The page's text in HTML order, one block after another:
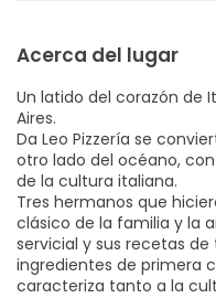
Acerca del lugar
Un latido del corazón de
Aires.
Da Leo Pizzería se
otro lado del océano,
de la cultura italiana.
Tres hermanos que
clásico de la familia y la
servicial y sus recetas
ingredientes de primera
caracteriza tanto a la